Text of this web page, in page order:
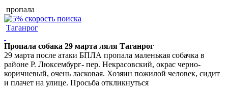
пропала
Таганрог
Пропала собака 29 марта ляля Таганрог
29 марта после атаки БПЛА пропала маленькая собачка в
районе Р. Люксембург- пер. Некрасовский, окрас черно-
коричневый, очень ласковая. Хозяин пожилой человек, сидит
и плачет на улице. Просьба откликнуться